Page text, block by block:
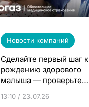
Новости компаний
Сделайте первый шаг к
рождению здорового
малыша — проверьте
по ОМС!
13:10 / 23.07.26